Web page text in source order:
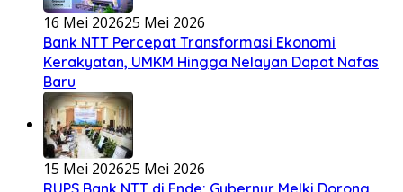
16 Mei 202625 Mei 2026
Bank NTT Percepat Transformasi Ekonomi
Kerakyatan, UMKM Hingga Nelayan Dapat Nafas
Baru
15 Mei 202625 Mei 2026